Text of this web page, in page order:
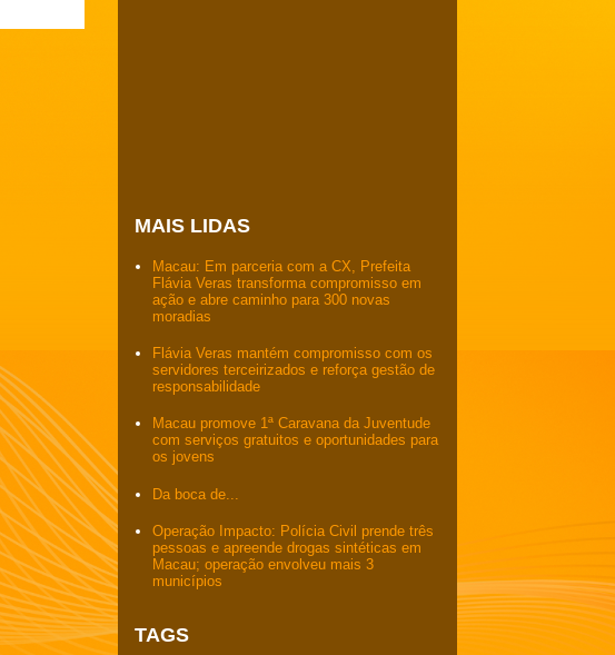
MAIS LIDAS
Macau: Em parceria com a CX, Prefeita
Flávia Veras transforma compromisso em
ação e abre caminho para 300 novas
moradias
Flávia Veras mantém compromisso com os
servidores terceirizados e reforça gestão de
responsabilidade
Macau promove 1ª Caravana da Juventude
com serviços gratuitos e oportunidades para
os jovens
Da boca de...
Operação Impacto: Polícia Civil prende três
pessoas e apreende drogas sintéticas em
Macau; operação envolveu mais 3
municípios
TAGS